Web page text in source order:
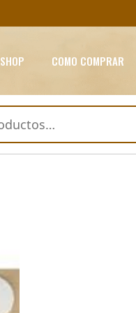
SHOP COMO COMPRAR